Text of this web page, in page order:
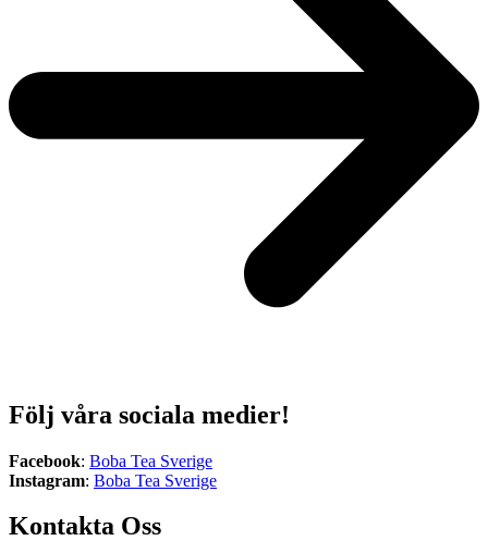
Följ våra sociala medier!
Facebook: Boba Tea Sverige
Instagram: Boba Tea Sverige
Kontakta Oss